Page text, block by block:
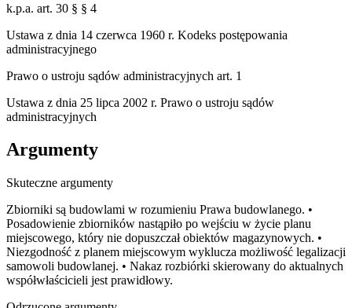
k.p.a. art. 30 § § 4
Ustawa z dnia 14 czerwca 1960 r. Kodeks postępowania
administracyjnego
Prawo o ustroju sądów administracyjnych art. 1
Ustawa z dnia 25 lipca 2002 r. Prawo o ustroju sądów
administracyjnych
Argumenty
Skuteczne argumenty
Zbiorniki są budowlami w rozumieniu Prawa budowlanego. •
Posadowienie zbiorników nastąpiło po wejściu w życie planu
miejscowego, który nie dopuszczał obiektów magazynowych. •
Niezgodność z planem miejscowym wyklucza możliwość legalizacji
samowoli budowlanej. • Nakaz rozbiórki skierowany do aktualnych
współwłaścicieli jest prawidłowy.